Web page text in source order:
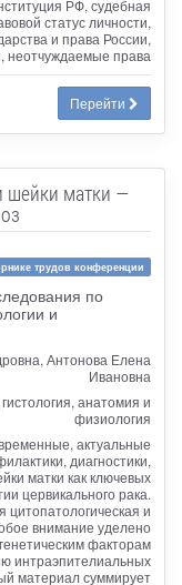
РФ, судебная
статус личности,
и права России,
неотчуждаемые права
Перейти
шейки матки —
трудов конференции
по
и
Антонова Елена
Ивановна
анатомия и
физиология
актуальные
диагностики,
матки как ключевых
цервикального рака.
и
внимание уделено
факторам
интраэпителиальных
материал суммирует